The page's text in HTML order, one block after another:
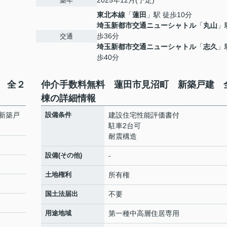
交通
東北本線 「蓮田 」駅 徒歩10分
埼玉新都市交通ニューシャトル「丸山
歩36分
埼玉新都市交通ニューシャトル「志久
歩40分
全２
築戸
仲介手数料無料 蓮田市見沼町 新築戸建
棟の詳細情報
設備条件
建設住宅性能評価書付
駐車2台可
耐震構造
設備(その他) -
土地権利 所有権
国土法届出 不要
用途地域 第一種中高層住居専用